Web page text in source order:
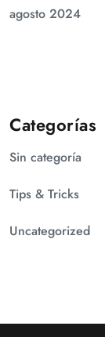
agosto 2024
Categorías
Sin categoría
Tips & Tricks
Uncategorized